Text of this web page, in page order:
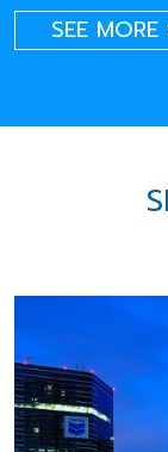
SEE MORE